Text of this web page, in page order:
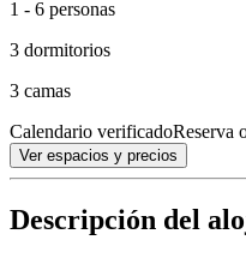
1 - 6 personas
3 dormitorios
3 camas
Calendario verificadoReserva
Ver espacios y precios
Descripción del